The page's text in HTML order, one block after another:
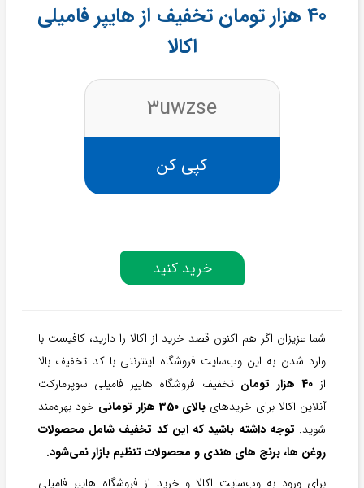
40 هزار تومان تخفیف از هایپر فامیلی
اکالا
3uwzse
کپی کن
خرید کنید
شما عزیزان اگر هم اکنون قصد خرید از اکالا را دارید، کافیست با
وارد شدن به این وب‌سایت فروشگاه اینترنتی با کد تخفیف بالا
از40 هزار تومان
تخفیف فروشگاه هایپر فامیلی سوپرمارکت
آنلاین اکالا برای خریدهای بالای 350 هزار تومانی
خود بهره‌مند
شوید. توجه داشته باشید که این کد تخفیف شامل محصولات
روغن ها، برنج های هندی و محصولات تنظیم بازار نمی‌شود.
برای ورود به وب‌سایت اکالا و خرید از فروشگاه هایپر فامیلی